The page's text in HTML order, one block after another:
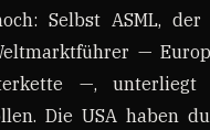
Selbst ASML, der
—
—, unterliegt
Die USA haben